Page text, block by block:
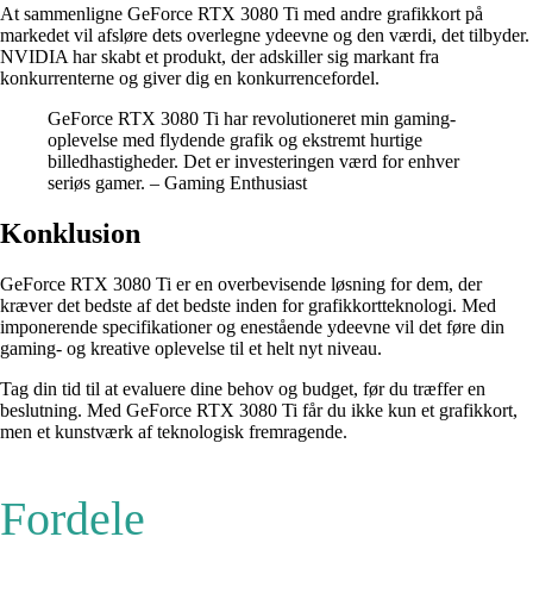
At sammenligne GeForce RTX 3080 Ti med andre grafikkort på
markedet vil afsløre dets overlegne ydeevne og den værdi, det tilbyder.
NVIDIA har skabt et produkt, der adskiller sig markant fra
konkurrenterne og giver dig en konkurrencefordel.
GeForce RTX 3080 Ti har revolutioneret min gaming-
oplevelse med flydende grafik og ekstremt hurtige
billedhastigheder. Det er investeringen værd for enhver
seriøs gamer. – Gaming Enthusiast
Konklusion
GeForce RTX 3080 Ti er en overbevisende løsning for dem, der
kræver det bedste af det bedste inden for grafikkortteknologi. Med
imponerende specifikationer og enestående ydeevne vil det føre din
gaming- og kreative oplevelse til et helt nyt niveau.
Tag din tid til at evaluere dine behov og budget, før du træffer en
beslutning. Med GeForce RTX 3080 Ti får du ikke kun et grafikkort,
men et kunstværk af teknologisk fremragende.
Fordele